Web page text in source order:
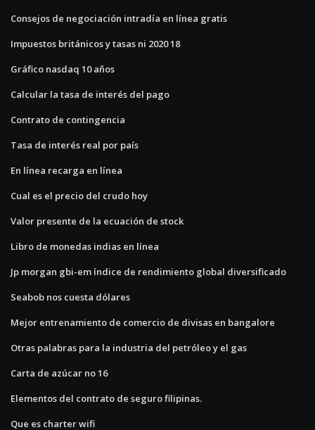
Consejos de negociación intradía en línea gratis
Impuestos británicos y tasas ni 2020 18
Gráfico nasdaq 10 años
Calcular la tasa de interés del pago
Contrato de contingencia
Tasa de interés real por país
En línea recarga en línea
Cual es el precio del crudo hoy
Valor presente de la ecuación de stock
Libro de monedas indias en línea
Jp morgan gbi-em índice de rendimiento global diversificado
Seabob nos cuesta dólares
Mejor entrenamiento de comercio de divisas en bangalore
Otras palabras para la industria del petróleo y el gas
Carta de azúcar no 16
Elementos del contrato de seguro filipinas.
Que es charter wifi